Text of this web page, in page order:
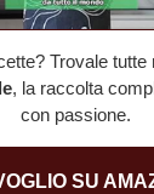
Trovale tutte
, la raccolta
con passione.
SU